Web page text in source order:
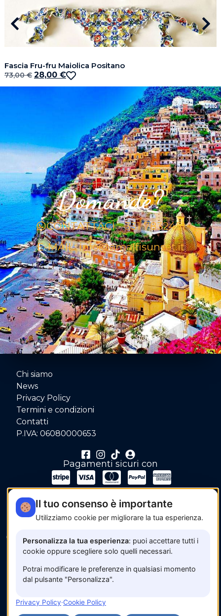
Fascia Fru-fru Maiolica Positano
73,00€ 28,00 €
Domande?
CONTATTACI - 331 7832451
E-MAIL: info@amalfisunset.it
Chi siamo
News
Privacy Policy
Termini e condizioni
Contatti
P.IVA: 06080000653
Pagamenti sicuri con
© 2026 www.amalfisunset.it — Fix Agency— Facciamo
cose…nuove!
Il tuo consenso è importante
Utilizziamo cookie per migliorare la tua esperienza.
Personalizza la tua esperienza: puoi accettare tutti i
cookie oppure scegliere solo quelli necessari.
Potrai modificare le preferenze in qualsiasi momento
dal pulsante "Personalizza".
Privacy Policy·Cookie Policy